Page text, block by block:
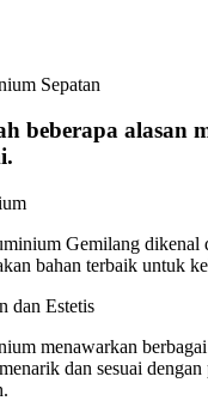
Sepatan
beberapa alasan
Gemilang dikenal
bahan terbaik untuk
dan Estetis
menawarkan berbagai
dan sesuai dengan